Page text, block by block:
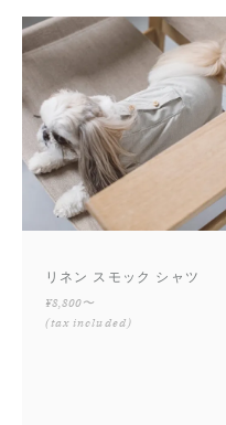
リネン スモック シャツ
¥8,800〜
(tax included)